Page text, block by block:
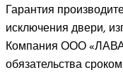
Гарантия
исключения двери,
Компания ООО
обязательства